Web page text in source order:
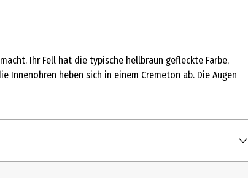
Ihr Fell hat die typische hellbraun gefleckte Farbe,
Innenohren heben sich in einem Cremeton ab. Die Augen